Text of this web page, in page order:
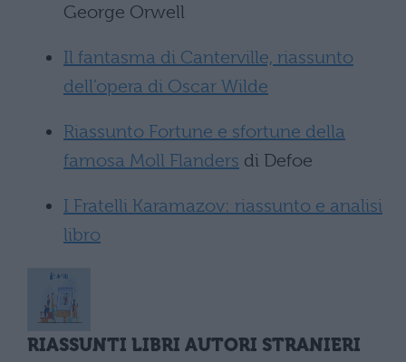
George Orwell
Il fantasma di Canterville, riassunto
dell’opera di Oscar Wilde
Riassunto Fortune e sfortune della
famosa Moll Flanders di Defoe
I Fratelli Karamazov: riassunto e analisi
libro
RIASSUNTI LIBRI AUTORI STRANIERI